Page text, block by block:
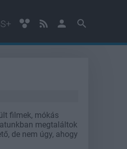
filmek, mókás
megtaláltok
de nem úgy, ahogy